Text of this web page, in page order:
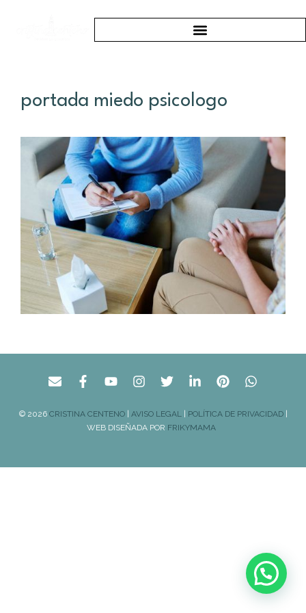
portada miedo psicologo
© 2026 CRISTINA CENTENO| AVISO LEGAL | POLÍTICA DE PRIVACIDAD|
WEB DISEÑADA POR FRIKYMAMA